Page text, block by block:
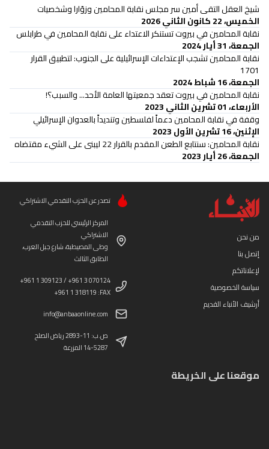
شيخ العقل التقى أمين سر مجلس نقابة المحامين وزوّارا وشخصيات
الخميس، 22 كانون الثاني 2026
نقابة المحامين في بيروت تستنكر الاعتداء على نقابة المحامين في طرابلس
الجمعة، 31 أيار 2024
نقابة المحامين تشجب الإعتداءات الإسرائيلية على الجنوب: لتطبيق القرار
1701
الجمعة، 16 شباط 2024
نقابة المحامين في بيروت تعقد جمعيتها العامة الأحد... والسبب؟!
الأربعاء، 01 تشرين الثاني 2023
وقفة في نقابة المحامين دعماً لفلسطين وتنديداً بالعدوان الإسرائيلي
الإثنين، 16 تشرين الأول 2023
نقابة المحامين: سنتابع الطعن المقدم بالقرار 22 ليبنى على الشيء مقتضاه
الجمعة، 26 أيار 2023
من نحن
إتصل بنا
لإعلاناتكم
سياسة الخصوصية
أرشيف الأنباء القديم
تصدر عن الحزب التقدمي الاشتراكي
المركز الرئيسي للحزب التقدمي
الاشتراكي
وطى المصيطبة، شارع جبل العرب،
الطابق الثالث
+961 1 309123 / +961 3 070124
+961 1 318119 :FAX
info@anbaaonline.com
ص.ب: 11-2893 رياض الصلح
14-5287 المزرعة
موقعنا على الخريطة